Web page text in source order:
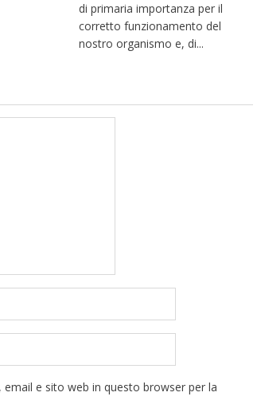
di primaria importanza per il
corretto funzionamento del
nostro organismo e, di...
email e sito web in questo browser per la